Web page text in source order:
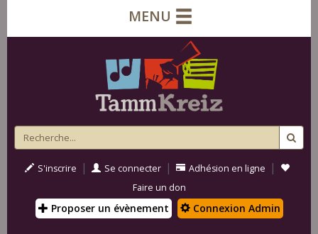
MENU
S'inscrire | Se connecter | Adhésion en ligne |
Faire un don
Proposer un évènement Connexion Admin